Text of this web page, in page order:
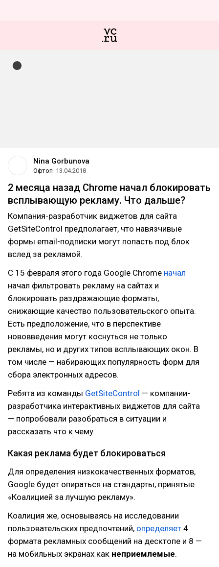
Nina Gorbunova
Офтоп 13.04.2018
2 месяца назад Chrome начал блокировать
всплывающую рекламу. Что дальше?
Компания-разработчик виджетов для сайта
GetSiteControl предполагает, что навязчивые
формы email-подписки могут попасть под блок
вслед за рекламой.
C 15 февраля этого года Google Chrome начал
начал фильтровать рекламу на сайтах и
блокировать раздражающие форматы,
снижающие качество пользовательского опыта.
Eсть предположение, что в перспективе
нововведения могут коснуться не только
рекламы, но и других типов всплывающих окон. В
том числе — набирающих популярность форм для
сбора электронных адресов.
Ребята из команды GetSiteControl — компании-
разработчика интерактивных виджетов для сайта
— попробовали разобраться в ситуации и
рассказать что к чему.
Какая реклама будет блокироваться
Для определения низкокачественных форматов,
Google будет опираться на стандарты, принятые
«Коалицией за лучшую рекламу».
Коалиция же, основываясь на исследовании
пользовательских предпочтений, определяет 4
формата рекламных сообщений на десктопе и 8 —
на мобильных экранах как неприемлемые.